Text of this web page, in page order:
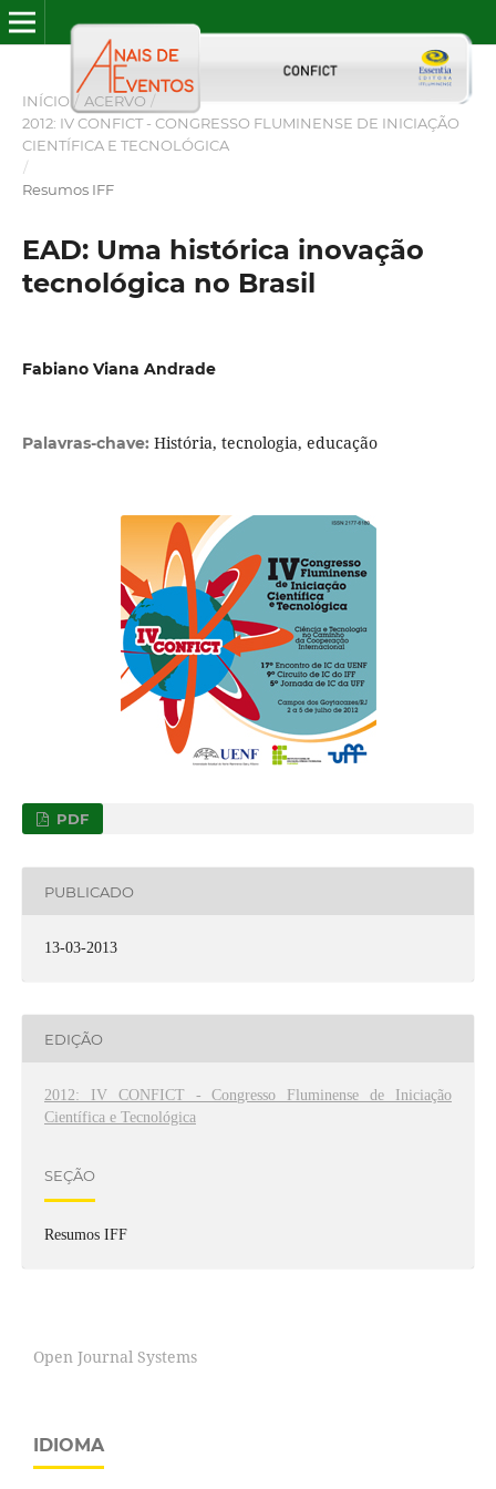
INÍCIO / ACERVO /
2012: IV CONFICT - CONGRESSO FLUMINENSE DE INICIAÇÃO
CIENTÍFICA E TECNOLÓGICA
/
Resumos IFF
EAD: Uma histórica inovação
tecnológica no Brasil
Fabiano Viana Andrade
Palavras-chave: História, tecnologia, educação
PDF
PUBLICADO
13-03-2013
EDIÇÃO
2012: IV CONFICT - Congresso Fluminense de Iniciação
Científica e Tecnológica
SEÇÃO
Resumos IFF
Open Journal Systems
IDIOMA